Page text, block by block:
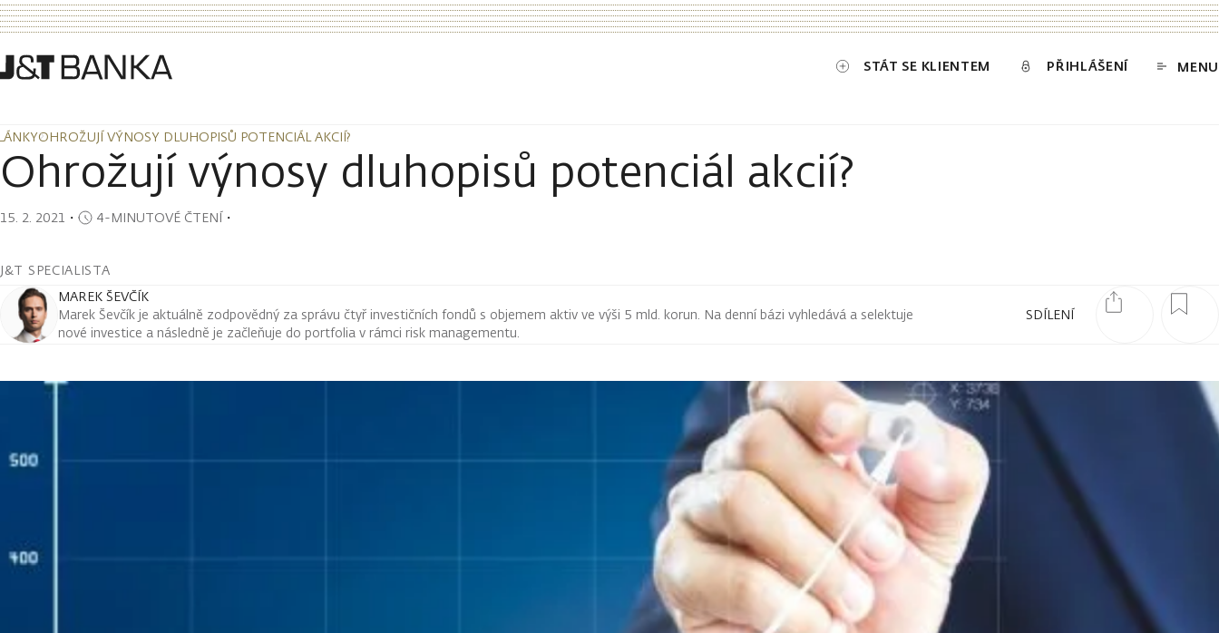
STÁT SE KLIENTEM PŘIHLÁŠENÍ MENU
OHROŽUJÍ VÝNOSY DLUHOPISŮ POTENCIÁL AKCIÍ?
OHROŽUJÍ VÝNOSY DLUHOPISŮ POTENCIÁL AKCIÍ?
Ohrožují výnosy dluhopisů potenciál akcií?
15. 2. 2021 ・ 4-MINUTOVÉ ČTENÍ・
J&T SPECIALISTA
SDÍLENÍ
MAREK ŠEVČÍK
Marek Ševčík je aktuálně zodpovědný za správu čtyř investičních fondů s objemem aktiv ve výši 5 mld. korun. Na denní bázi vyhledává a selektuje
nové investice a následně je začleňuje do portfolia v rámci risk managementu.